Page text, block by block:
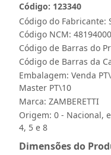
Código do Fabricante:
Código: 123340
Código NCM: 48194000
Código de Barras do
Código de Barras da
Embalagem: Venda
Master PT\10
Marca: ZAMBERETTI
Origem: 0 - Nacional,
4, 5 e 8
Dimensões do